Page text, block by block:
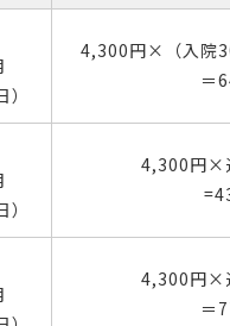
4,300円×（入院
＝
4,300円×
4,300円×
＝